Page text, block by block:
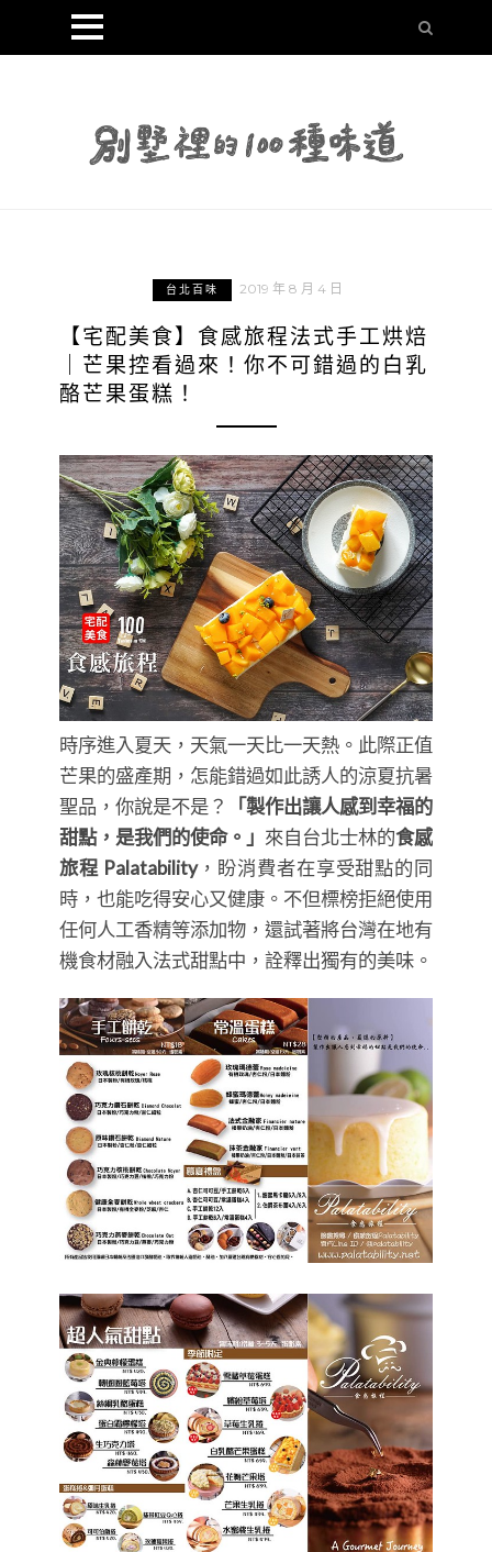
台北百味 2019 年 8 月 4 日
【宅配美食】食感旅程法式手工烘焙
｜芒果控看過來！你不可錯過的白乳
酪芒果蛋糕！
時序進入夏天，天氣一天比一天熱。此際正值
芒果的盛產期，怎能錯過如此誘人的涼夏抗暑
聖品，你說是不是？
「製作出讓人感到幸福的
甜點，是我們的使命。」 來自台北士林的食感
旅程 Palatability，盼消費者在享受甜點的同
時，也能吃得安心又健康。不但標榜拒絕使用
任何人工香精等添加物，還試著將台灣在地有
機食材融入法式甜點中，詮釋出獨有的美味。